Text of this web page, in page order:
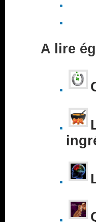
A lire